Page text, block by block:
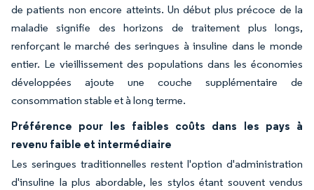
de patients non encore atteints. Un début plus précoce de la
maladie signifie des horizons de traitement plus longs,
renforçant le marché des seringues à insuline dans le monde
entier. Le vieillissement des populations dans les économies
développées ajoute une couche supplémentaire de
consommation stable et à long terme.
Préférence pour les faibles coûts dans les pays à
revenu faible et intermédiaire
Les seringues traditionnelles restent l'option d'administration
d'insuline la plus abordable, les stylos étant souvent vendus